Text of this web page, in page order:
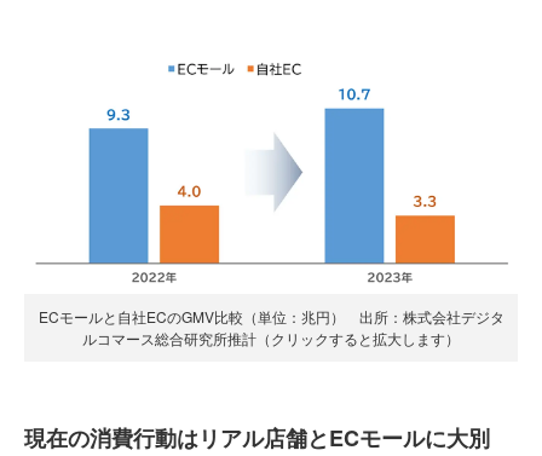
ECモールと自社ECのGMV比較（単位：兆円） 出所：株式会社デジタ
ルコマース総合研究所推計（クリックすると拡大します）
現在の消費行動はリアル店舗とECモールに大別